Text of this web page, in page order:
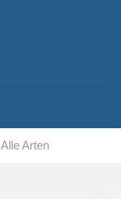
Alle Arten